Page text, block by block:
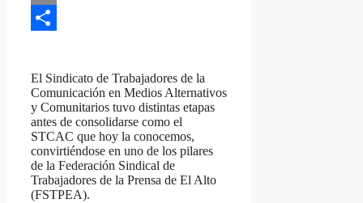
Email
El Sindicato de Trabajadores de la
Comunicación en Medios Alternativos
y Comunitarios tuvo distintas etapas
antes de consolidarse como el
STCAC que hoy la conocemos,
convirtiéndose en uno de los pilares
de la Federación Sindical de
Trabajadores de la Prensa de El Alto
(FSTPEA).